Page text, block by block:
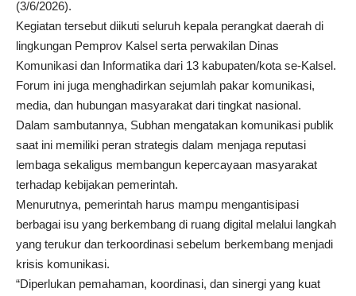
(3/6/2026).
Kegiatan tersebut diikuti seluruh kepala perangkat daerah di
lingkungan Pemprov Kalsel serta perwakilan Dinas
Komunikasi dan Informatika dari 13 kabupaten/kota se-Kalsel.
Forum ini juga menghadirkan sejumlah pakar komunikasi,
media, dan hubungan masyarakat dari tingkat nasional.
Dalam sambutannya, Subhan mengatakan komunikasi publik
saat ini memiliki peran strategis dalam menjaga reputasi
lembaga sekaligus membangun kepercayaan masyarakat
terhadap kebijakan pemerintah.
Menurutnya, pemerintah harus mampu mengantisipasi
berbagai isu yang berkembang di ruang digital melalui langkah
yang terukur dan terkoordinasi sebelum berkembang menjadi
krisis komunikasi.
“Diperlukan pemahaman, koordinasi, dan sinergi yang kuat